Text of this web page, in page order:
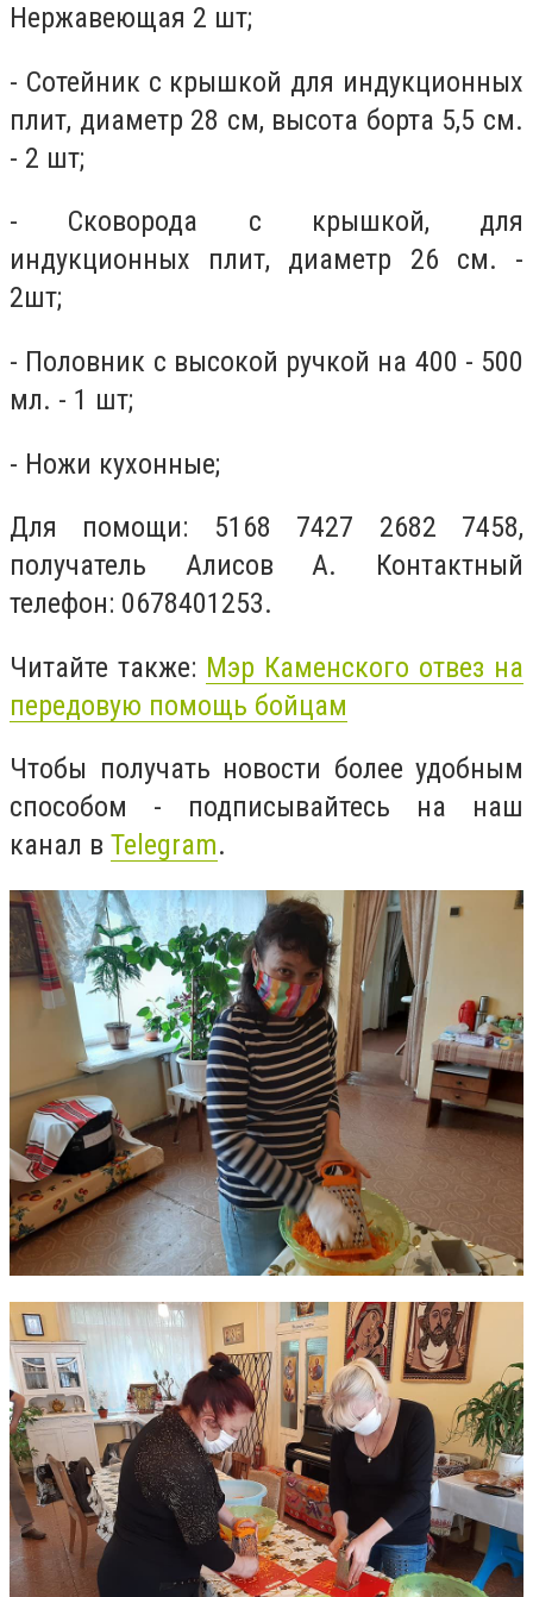
Нержавеющая 2 шт;
- Сотейник с крышкой для индукционных
плит, диаметр 28 см, высота борта 5,5 см.
- 2 шт;
- Сковорода с крышкой, для
индукционных плит, диаметр 26 см. -
2шт;
- Половник с высокой ручкой на 400 - 500
мл. - 1 шт;
- Ножи кухонные;
Для помощи: 5168 7427 2682 7458,
получатель Алисов А. Контактный
телефон: 0678401253.
Читайте также: Мэр Каменского отвез на
передовую помощь бойцам
Чтобы получать новости более удобным
способом - подписывайтесь на наш
канал в Telegram.